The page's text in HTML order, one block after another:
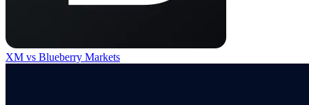
XM vs Blueberry Markets